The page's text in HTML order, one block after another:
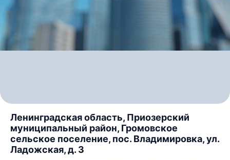
Ленинградская область, Приозерский
муниципальный район, Громовское
сельское поселение, пос. Владимировка, ул.
Ладожская, д. 3